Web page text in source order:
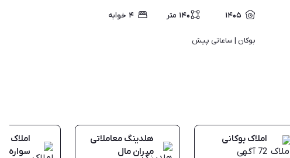
۱۴۰۵ ۱۴۰ متر ۴ خوابه
بوکان | ساعاتی پیش
املاک بوکانی
72 آگهی
هلدینگ معاملاتی
میران مال
املاک
سواره )